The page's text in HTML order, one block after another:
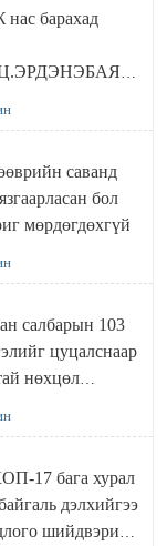
барахад
саванд
мөрдөгдөхгүй
салбарын 103
цуцалснаар
нөхцөл
17 бага хурал
дэлхийгээ
шийдвэрийг